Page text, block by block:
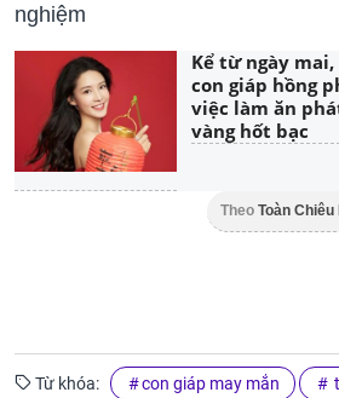
nghiệm
Kể từ ngày
con giáp hồng
việc làm ăn
vàng hốt bạc
Theo Toàn
Từ khóa: con giáp may mắn